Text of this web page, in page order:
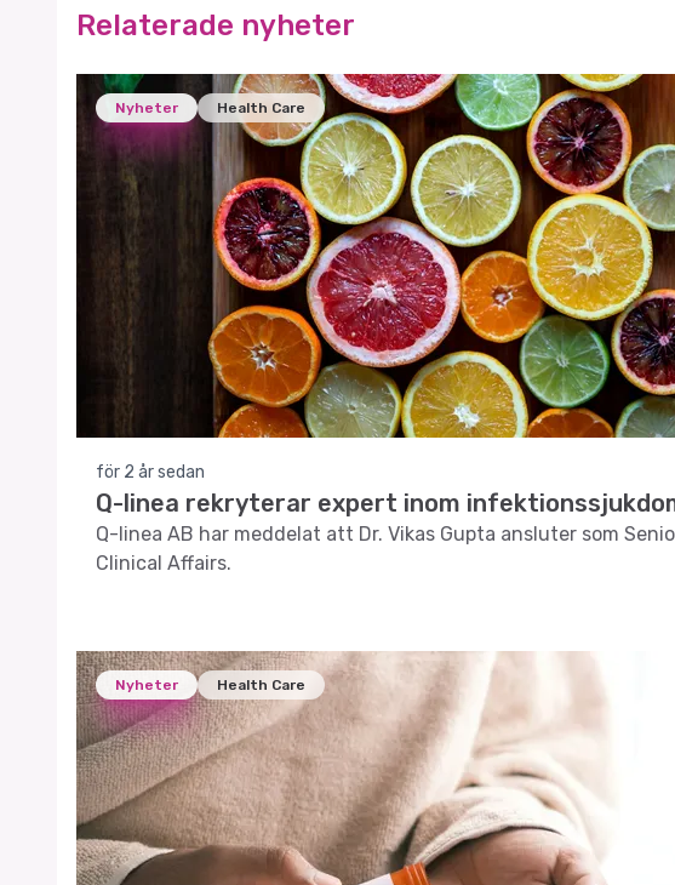
Relaterade nyheter
Nyheter Health Care
för 2 år sedan
Q-linea rekryterar expert inom
Q-linea AB har meddelat att Dr. Vikas Gupta ansluter som
Clinical Affairs.
Nyheter Health Care